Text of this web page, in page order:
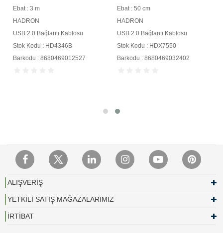
Ebat : 3 m
HADRON
USB 2.0 Bağlantı Kablosu
Stok Kodu : HD4346B
Barkodu : 8680469012527
Ebat : 50 cm
HADRON
USB 2.0 Bağlantı Kablosu
Stok Kodu : HDX7550
Barkodu : 8680469032402
ALIŞVERİŞ
YETKİLİ SATIŞ MAĞAZALARIMIZ
İRTİBAT